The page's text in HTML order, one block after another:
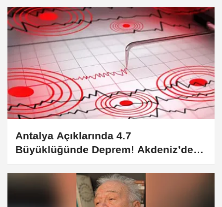
Dönüyor?
Antalya Açıklarında 4.7
Büyüklüğünde Deprem! Akdeniz’de
Korkutan Sarsıntı